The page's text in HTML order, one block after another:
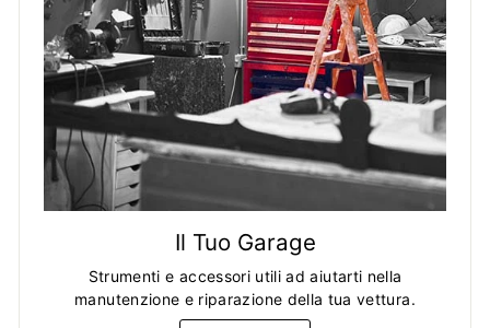
Il Tuo Garage
Strumenti e accessori utili ad aiutarti nella
manutenzione e riparazione della tua vettura.